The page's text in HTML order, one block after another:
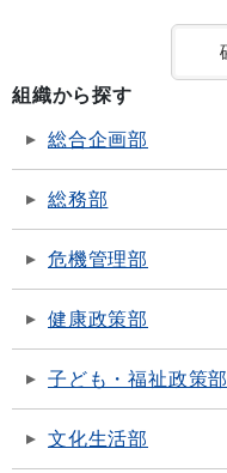
組織から探す
総合企画部
総務部
危機管理部
健康政策部
子ども・福祉政策部
文化生活部